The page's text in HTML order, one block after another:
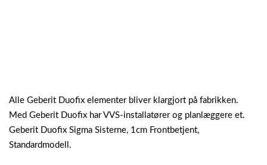
Alle Geberit Duofix elementer bliver klargjort på fabrikken.
Med Geberit Duofix har VVS-installatører og planlæggere et.
Geberit Duofix Sigma Sisterne, 1cm Frontbetjent,
Standardmodell.